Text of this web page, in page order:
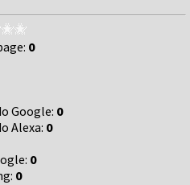
0
Google: 0
Alexa: 0
0
0